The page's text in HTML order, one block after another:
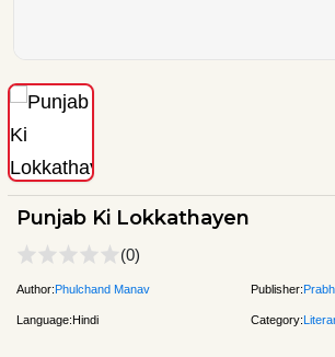
Punjab Ki Lokkathayen
(0)
Author:Phulchand Manav Publisher:
Language:Hindi Category: